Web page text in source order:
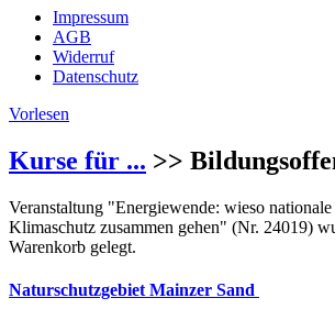
Impressum
AGB
Widerruf
Datenschutz
Vorlesen
Kurse für ... >>
Veranstaltung "Energiewende: wieso
Klimaschutz zusammen gehen" (Nr. 24019)
Warenkorb gelegt.
Naturschutzgebiet Mainzer Sand